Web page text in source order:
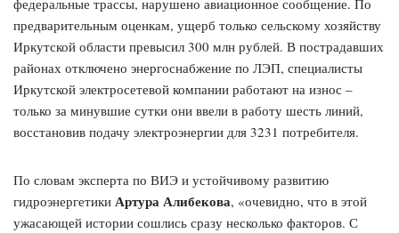
федеральные трассы, нарушено авиационное сообщение. По
предварительным оценкам, ущерб только сельскому хозяйству
Иркутской области превысил 300 млн рублей. В пострадавших
районах отключено энергоснабжение по ЛЭП, специалисты
Иркутской электросетевой компании работают на износ –
только за минувшие сутки они ввели в работу шесть линий,
восстановив подачу электроэнергии для 3231 потребителя.
По словам эксперта по ВИЭ и устойчивому развитию
гидроэнергетики Артура Алибекова, «очевидно, что в этой
ужасающей истории сошлись сразу несколько факторов. С